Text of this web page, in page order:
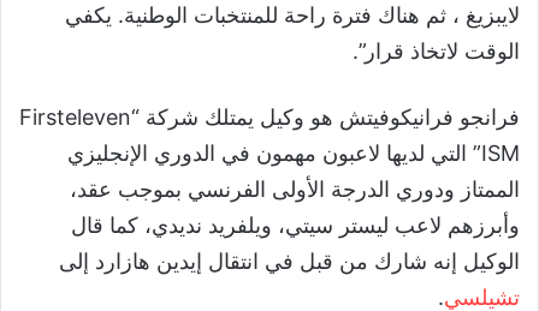
لايبزيغ ، ثم هناك فترة راحة للمنتخبات الوطنية. يكفي
الوقت لاتخاذ قرار”.
فرانجو فرانيكوفيتش هو وكيل يمتلك شركة “Firsteleven
ISM” التي لديها لاعبون مهمون في الدوري الإنجليزي
الممتاز ودوري الدرجة الأولى الفرنسي بموجب عقد،
وأبرزهم لاعب ليستر سيتي، ويلفريد نديدي، كما قال
الوكيل إنه شارك من قبل في انتقال إيدين هازارد إلى
تشيلسي.